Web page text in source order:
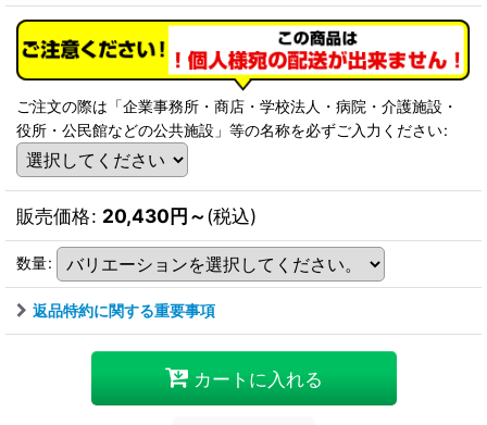
ご注文の際は「企業事務所・商店・学校法人・病院・介護施設・
役所・公民館などの公共施設」等の名称を必ずご入力ください:
販売価格: 20,430円～(税込)
数量:
返品特約に関する重要事項
カートに入れる